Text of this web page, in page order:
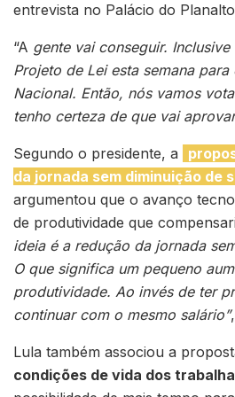
entrevista no Palácio do
“A gente vai conseguir.
Projeto de Lei esta semana
Nacional. Então, nós vamos
tenho certeza de que vai aprovar
Segundo o presidente, a
da jornada sem diminuição de
argumentou que o avanço
de produtividade que
ideia é a redução da jornada
O que significa um pequeno
produtividade. Ao invés de ter
continuar com o mesmo salário”
Lula também associou a
condições de vida dos